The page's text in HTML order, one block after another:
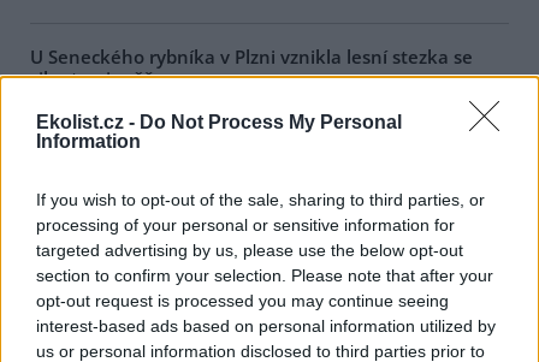
Ekolist.cz - Do Not Process My Personal
Information
If you wish to opt-out of the sale, sharing to third parties, or
processing of your personal or sensitive information for
targeted advertising by us, please use the below opt-out
section to confirm your selection. Please note that after your
opt-out request is processed you may continue seeing
interest-based ads based on personal information utilized by
us or personal information disclosed to third parties prior to
U Seneckého rybníka v Plzni vznikla lesní stezka se
siluetami zvěře
Plzeň zřídila v lesích u
seznamuje děti i dospělé s
obyvateli lesa. Využívá siluety
zvířat, QR kódy a mobilní aplikaci. Stezka je určena rodinám s dětmi
i dětským skupinám, které chodí do přírody. Za 244 000 korun ji
zajistila městská organizace Správa veřejného statku (SVS) města
Plzně, řekl ČTK vedoucí úseku lesů, zeleně a vodního hospodářství
SVS Richard Havelka.